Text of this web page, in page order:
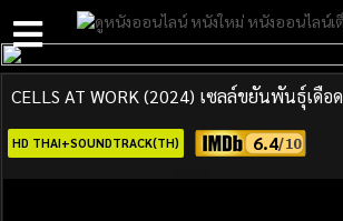
CELLS AT WORK (2024) เซลล์ขยันพันธุ์เดือด
HD THAI+SOUNDTRACK(TH) 6.4